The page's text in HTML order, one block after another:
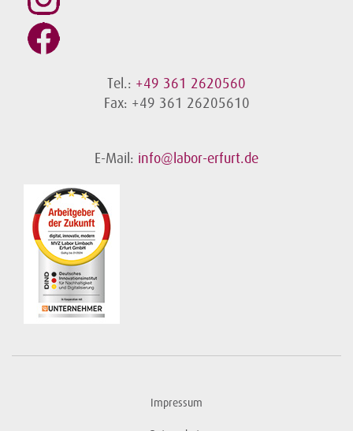
Tel.: +49 361 2620560
Fax: +49 361 26205610
E-Mail: info@labor-erfurt.de
Impressum